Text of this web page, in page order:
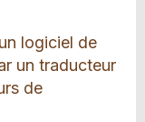
logiciel de
un traducteur
de